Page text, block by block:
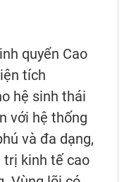
quyển Cao
tích
hệ sinh thái
với hệ thống
và đa dạng,
trị kinh tế cao